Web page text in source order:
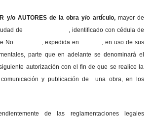
y/o AUTORES de la obra y/o artículo, mayor de
ciudad de , identificado con cédula de
No. , expedida en , en uso de sus
parte que en adelante se denominará el
autorización con el fin de que se realice la
y publicación de una obra, en los
de las reglamentaciones legales